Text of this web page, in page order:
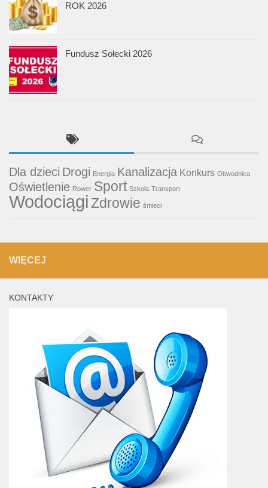
ROK 2026
Fundusz Sołecki 2026
Dla dzieci Drogi Energia Kanalizacja Konkurs Obwodnica
Oświetlenie Rower Sport Szkoła Transport
WodociągiZdrowie śmieci
WIĘCEJ
KONTAKTY